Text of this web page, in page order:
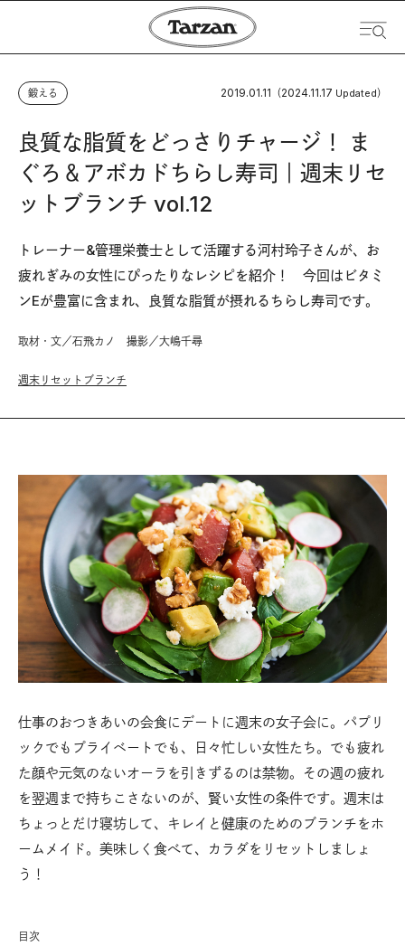
鍛える 2019.01.11 （2024.11.17 Updated）
良質な脂質をどっさりチャージ！ ま
ぐろ＆アボカドちらし寿司｜週末リセ
ットブランチ vol.12
トレーナー&管理栄養士として活躍する河村玲子さんが、お
疲れぎみの女性にぴったりなレシピを紹介！ 今回はビタミ
ンEが豊富に含まれ、良質な脂質が摂れるちらし寿司です。
取材・文／石飛カノ 撮影／大嶋千尋
週末リセットブランチ
仕事のおつきあいの会食にデートに週末の女子会に。パプリ
ックでもプライベートでも、日々忙しい女性たち。でも疲れ
た顔や元気のないオーラを引きずるのは禁物。その週の疲れ
を翌週まで持ちこさないのが、賢い女性の条件です。週末は
ちょっとだけ寝坊して、キレイと健康のためのブランチをホ
ームメイド。美味しく食べて、カラダをリセットしましょ
う！
目次